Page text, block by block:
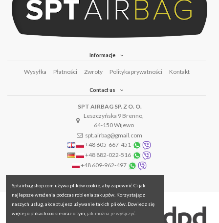
Informacje
Wysyłka Płatności Zwroty Polityka prywatności Kontakt
Contact us
SPT AIRBAG SP. Z O. O.
Leszczyńska 9 Brenno,
64-150 Wijewo
spt.airbag@gmail.com
+48 605-667-451
+48 882-022-516
+48 609-962-497
Sptairbagshop.com używa plików cookie, aby zapewnić Ci jak
najlepsze wrażenia podczas robienia zakupów. Korzystając z
naszych usług, akceptujesz używanie takich plików. Dowiedz się
więcej o plikach cookie oraz o tym, jak można je wyłączyć.